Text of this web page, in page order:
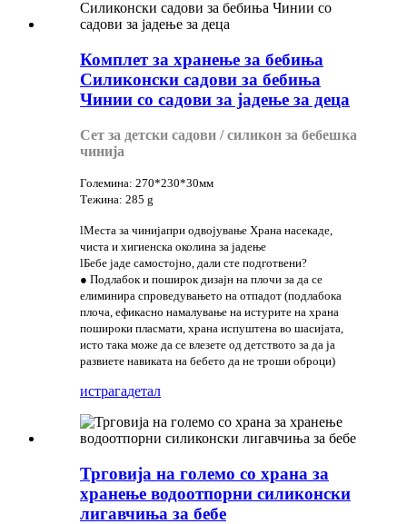
Комплет за хранење за бебиња
Силиконски садови за бебиња
Чинии со садови за јадење за деца
Сет за детски садови / силикон за бебешка
чинија
Големина: 270*230*30мм
Тежина: 285 g
lМеста за чинијапри одвојување Храна насекаде,
чиста и хигиенска околина за јадење
lБебе јаде самостојно, дали сте подготвени?
● Подлабок и поширок дизајн на плочи за да се
елиминира спроведувањето на отпадот (подлабока
плоча, ефикасно намалување на истурите на храна
пошироки пласмати, храна испуштена во шасијата,
исто така може да се влезете од детството за да ја
развиете навиката на бебето да не троши оброци)
истрагадетал
Трговија на големо со храна за
хранење водоотпорни силиконски
лигавчиња за бебе